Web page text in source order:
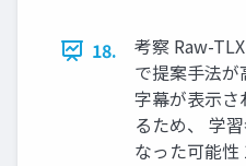
18.
考察 Raw-
で提案手法
字幕が表示さ
るため、 学
なった可能性